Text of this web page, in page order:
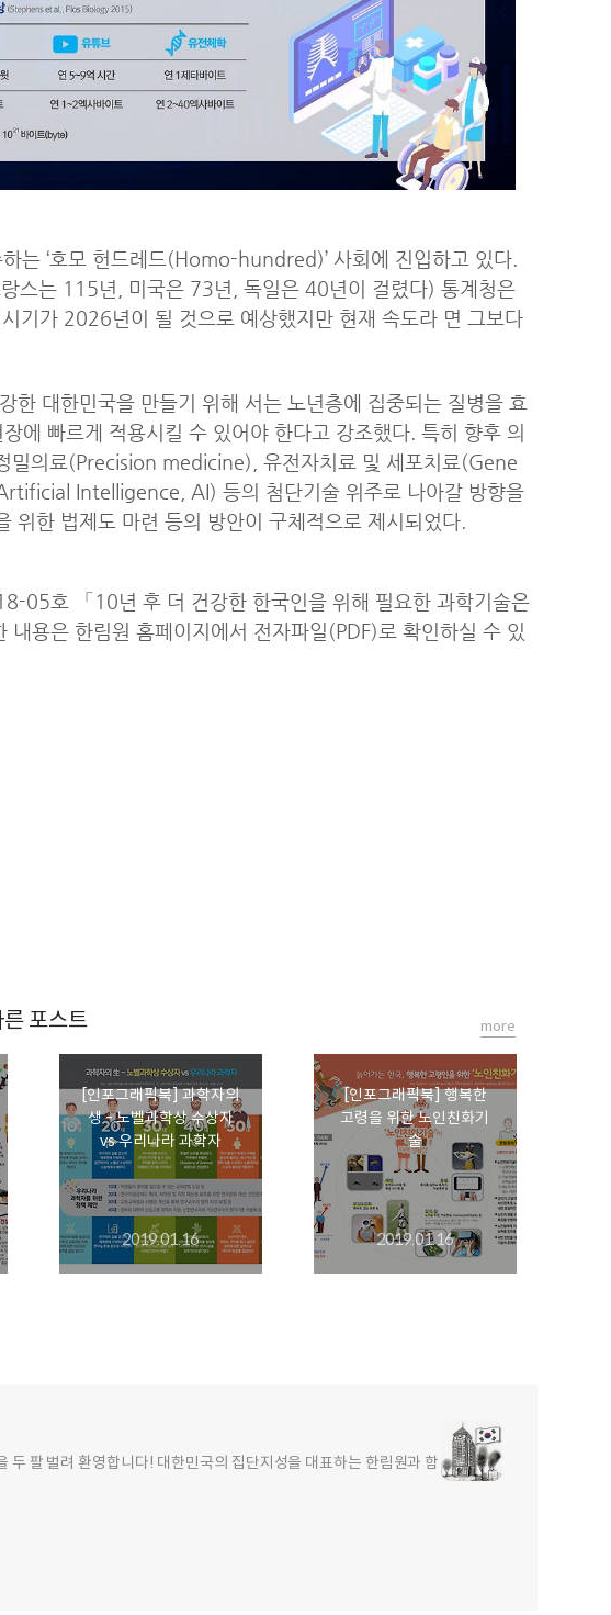
는 ‘호모 헌드레드(Homo-hundred)’ 사회에 진입하고 있다.
스는 115년, 미국은 73년, 독일은 40년이 걸렸다) 통계청은
기가 2026년이 될 것으로 예상했지만 현재 속도라 면 그보다
한 대한민국을 만들기 위해 서는 노년층에 집중되는 질병을 효
에 빠르게 적용시킬 수 있어야 한다고 강조했다. 특히 향후 의
밀의료(Precision medicine), 유전자치료 및 세포치료(Gene
Intelligence, AI) 등의 첨단기술 위주로 나아갈 방향을
위한 법제도 마련 등의 방안이 구체적으로 제시되었다.
05호 「10년 후 더 건강한 한국인을 위해 필요한 과학기술은
용은 한림원 홈페이지에서 전자파일(PDF)로 확인하실 수 있
포스트
[인포그래픽북] 과학자의
생 - 노벨과학상 수상자
vs 우리나라 과학자
2019.01.16
[인포그래픽북] 행복한
고령을 위한 노인친화기
술
2019.01.16
more
두 팔 벌려 환영합니다! 대한민국의 집단지성을 대표하는 한림원과 함